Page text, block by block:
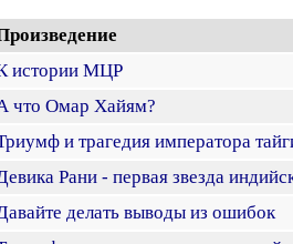
истории МЦР
что Омар Хайям?
и трагедия императора
Рани - первая звезда
делать выводы из ошибок